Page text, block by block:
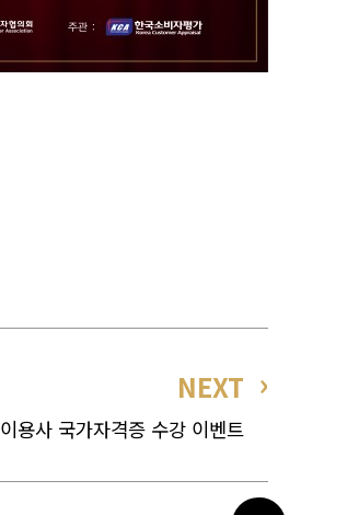
NEXT
이용사 국가자격증 수강 이벤트